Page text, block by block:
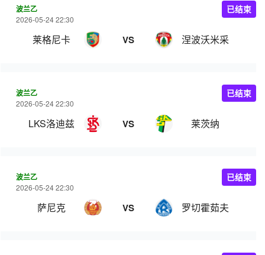
波兰乙
2026-05-24 22:30
莱格尼卡 VS 涅波沃米采
已结束
波兰乙
2026-05-24 22:30
LKS洛迪兹 VS 莱茨纳
已结束
波兰乙
2026-05-24 22:30
萨尼克 VS 罗切霍茹夫
已结束